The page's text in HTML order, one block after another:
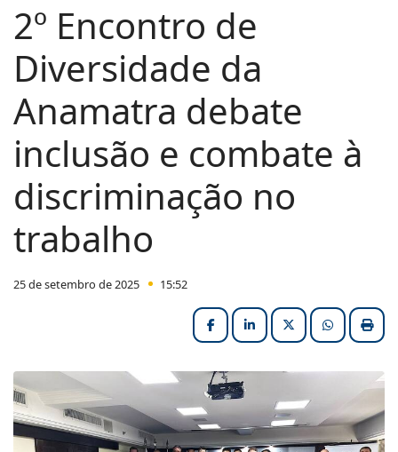
2º Encontro de
Diversidade da
Anamatra debate
inclusão e combate à
discriminação no
trabalho
25 de setembro de 2025 15:52
FacebookLinkedInX (formerly